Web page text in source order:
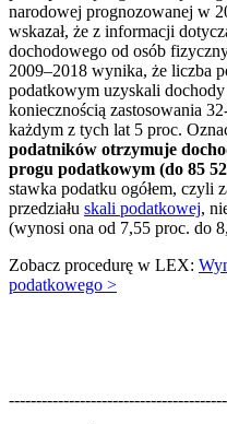
narodowej prognozowanej w
wskazał, że z informacji
dochodowego od osób
2009–2018 wynika, że liczba
podatkowym uzyskali
koniecznością zastosowania
każdym z tych lat 5 proc.
podatników otrzymuje
progu podatkowym (do 85
stawka podatku ogółem, czyli
przedziału skali podatkowej,
(wynosi ona od 7,55 proc. do
Zobacz procedurę w LEX:
podatkowego >